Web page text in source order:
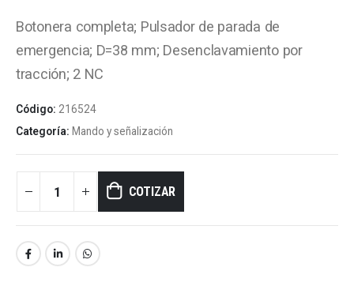
Botonera completa; Pulsador de parada de
emergencia; D=38 mm; Desenclavamiento por
tracción; 2 NC
Código: 216524
Categoría: Mando y señalización
COTIZAR